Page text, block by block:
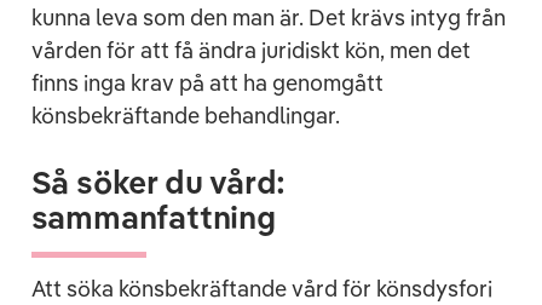
kunna leva som den man är. Det krävs intyg från
vården för att få ändra juridiskt kön, men det
finns inga krav på att ha genomgått
könsbekräftande behandlingar.
Så söker du vård:
sammanfattning
Att söka könsbekräftande vård för könsdysfori